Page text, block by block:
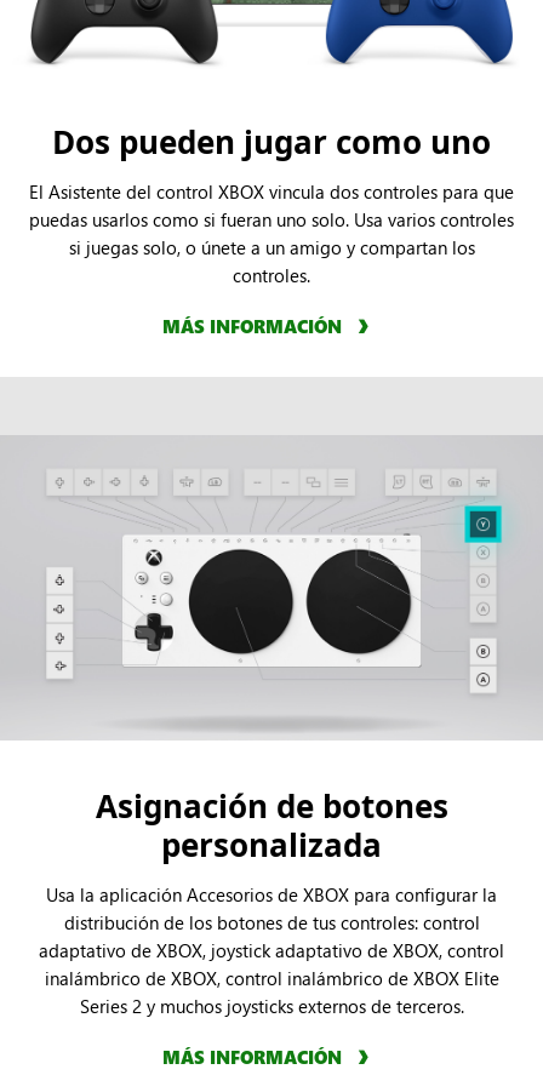
Dos pueden jugar como uno
El Asistente del control XBOX vincula dos controles para que
puedas usarlos como si fueran uno solo. Usa varios controles
si juegas solo, o únete a un amigo y compartan los
controles.
MÁS INFORMACIÓN
Asignación de botones
personalizada
Usa la aplicación Accesorios de XBOX para configurar la
distribución de los botones de tus controles: control
adaptativo de XBOX, joystick adaptativo de XBOX, control
inalámbrico de XBOX, control inalámbrico de XBOX Elite
Series 2 y muchos joysticks externos de terceros.
MÁS INFORMACIÓN